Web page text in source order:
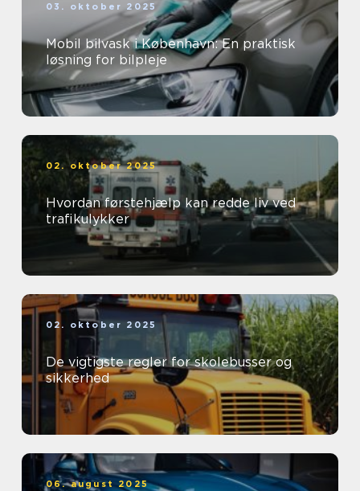
03. oktober 2025
Mobil bilvask i København: En praktisk
løsning for bilpleje
02. oktober 2025
Hvordan førstehjælp kan redde liv ved
trafikulykker
02. oktober 2025
De vigtigste regler for skolebusser og
sikkerhed
06. august 2025